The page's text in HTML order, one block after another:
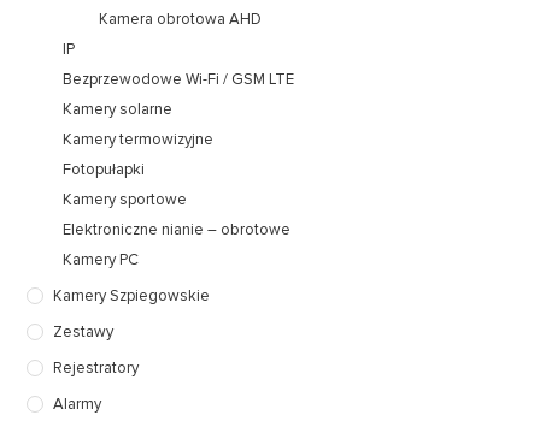
Kamera obrotowa AHD
IP
Bezprzewodowe Wi-Fi / GSM LTE
Kamery solarne
Kamery termowizyjne
Fotopułapki
Kamery sportowe
Elektroniczne nianie – obrotowe
Kamery PC
Kamery Szpiegowskie
Zestawy
Rejestratory
Alarmy